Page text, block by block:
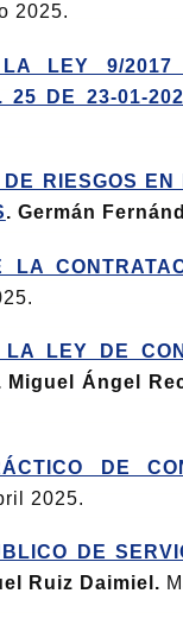
2025.
LA LEY 9/2017
25 DE 23-01-
RIESGOS
. Germán
LA
LA LEY DE
Miguel Ángel
DE
2025.
DE
Ruiz Daimiel.